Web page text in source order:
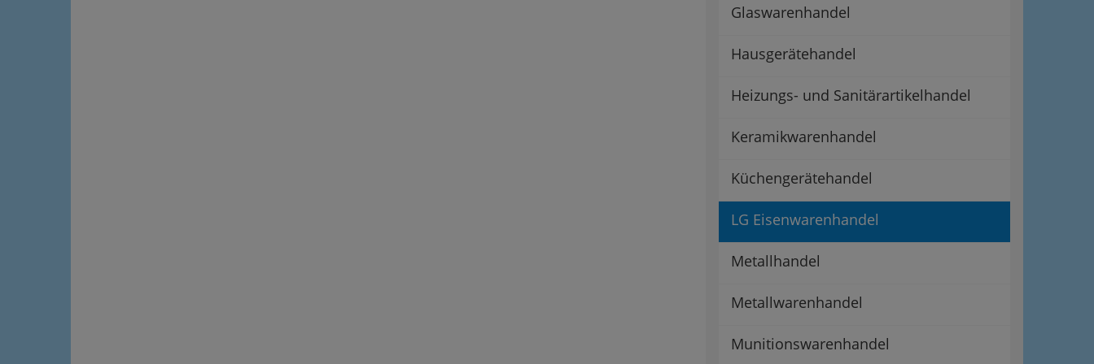
Glaswarenhandel
Hausgerätehandel
Heizungs- und Sanitärartikelhandel
Keramikwarenhandel
Küchengerätehandel
LG Eisenwarenhandel
Metallhandel
Metallwarenhandel
Munitionswarenhandel